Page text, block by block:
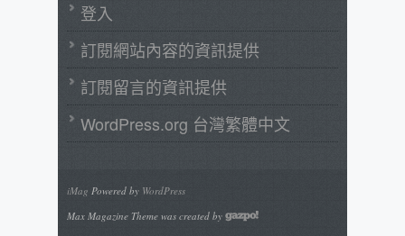
登入
訂閱網站內容的資訊提供
訂閱留言的資訊提供
WordPress.org 台灣繁體中文
iMag Powered by WordPress
Max Magazine Theme was created by